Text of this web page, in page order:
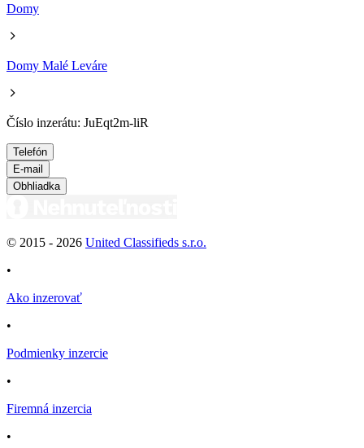
Domy
Domy Malé Leváre
Číslo inzerátu: JuEqt2m-liR
Telefón
E-mail
Obhliadka
© 2015 - 2026 United Classifieds s.r.o.
•
Ako inzerovať
•
Podmienky inzercie
•
Firemná inzercia
•